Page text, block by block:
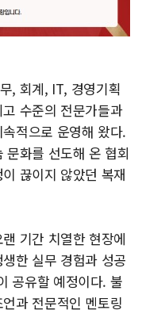
, 회계, IT, 경영기획
수준의 전문가들과
적으로 운영해 왔다.
화를 선도해 온 협회
끊이지 않았던 복재
기간 치열한 현장에
한 실무 경험과 성공
공유할 예정이다. 불
과 전문적인 멘토링